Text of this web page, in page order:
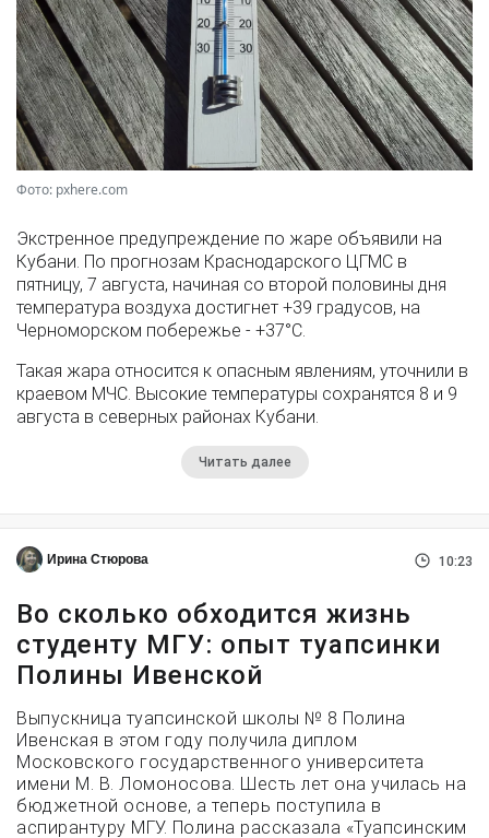
Фото: pxhere.com
Экстренное предупреждение по жаре объявили на
Кубани. По прогнозам Краснодарского ЦГМС в
пятницу, 7 августа, начиная со второй половины дня
температура воздуха достигнет +39 градусов, на
Черноморском побережье - +37°­С.
Такая жара относится к опасным явлениям, уточнили в
краевом МЧС. Высокие температуры сохранятся 8 и 9
августа в северных районах Кубани.
Читать далее
Ирина Стюрова 10:23
Во сколько обходится жизнь
студенту МГУ: опыт туапсинки
Полины Ивенской
Выпускница туапсинской школы № 8 Полина
Ивенская в этом году получила диплом
Московского государственного университета
имени М. В. Ломоносова. Шесть лет она училась на
бюджетной основе, а теперь поступила в
аспирантуру МГУ. Полина рассказала «Туапсинским